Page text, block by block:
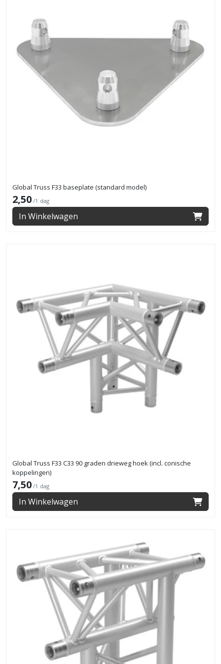
Global Truss F33 baseplate (standard model)
2,50 /1 dag
In Winkelwagen
Global Truss F33 C33 90 graden drieweg hoek (incl. conische
koppelingen)
7,50 /1 dag
In Winkelwagen